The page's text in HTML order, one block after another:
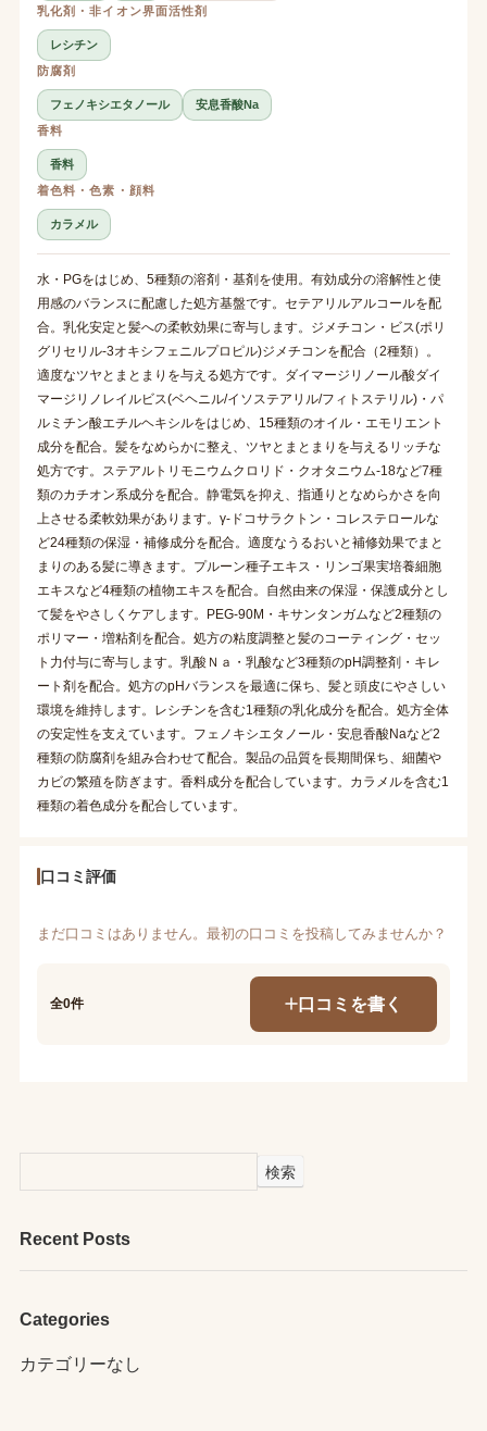
乳化剤・非イオン界面活性剤
レシチン
防腐剤
フェノキシエタノール
安息香酸Na
香料
香料
着色料・色素・顔料
カラメル
水・PGをはじめ、5種類の溶剤・基剤を使用。有効成分の溶解性と使
用感のバランスに配慮した処方基盤です。セテアリルアルコールを配
合。乳化安定と髪への柔軟効果に寄与します。ジメチコン・ビス(ポリ
グリセリル-3オキシフェニルプロピル)ジメチコンを配合（2種類）。
適度なツヤとまとまりを与える処方です。ダイマージリノール酸ダイ
マージリノレイルビス(ベヘニル/イソステアリル/フィトステリル)・パ
ルミチン酸エチルヘキシルをはじめ、15種類のオイル・エモリエント
成分を配合。髪をなめらかに整え、ツヤとまとまりを与えるリッチな
処方です。ステアルトリモニウムクロリド・クオタニウム-18など7種
類のカチオン系成分を配合。静電気を抑え、指通りとなめらかさを向
上させる柔軟効果があります。γ-ドコサラクトン・コレステロールな
ど24種類の保湿・補修成分を配合。適度なうるおいと補修効果でまと
まりのある髪に導きます。プルーン種子エキス・リンゴ果実培養細胞
エキスなど4種類の植物エキスを配合。自然由来の保湿・保護成分とし
て髪をやさしくケアします。PEG-90M・キサンタンガムなど2種類の
ポリマー・増粘剤を配合。処方の粘度調整と髪のコーティング・セッ
ト力付与に寄与します。乳酸Ｎａ・乳酸など3種類のpH調整剤・キレ
ート剤を配合。処方のpHバランスを最適に保ち、髪と頭皮にやさしい
環境を維持します。レシチンを含む1種類の乳化成分を配合。処方全体
の安定性を支えています。フェノキシエタノール・安息香酸Naなど2
種類の防腐剤を組み合わせて配合。製品の品質を長期間保ち、細菌や
カビの繁殖を防ぎます。香料成分を配合しています。カラメルを含む1
種類の着色成分を配合しています。
口コミ評価
まだ口コミはありません。最初の口コミを投稿してみませんか？
全0件 口コミを書く
検索
Recent Posts
Categories
カテゴリーなし